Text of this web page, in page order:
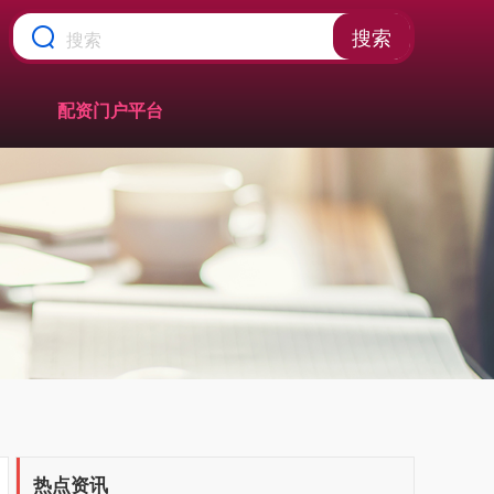
搜索
配资门户平台
热点资讯